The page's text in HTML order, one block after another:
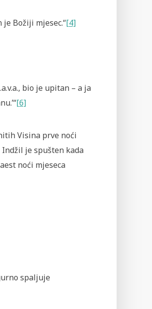
je Božiji mjesec.“[4]
bio je upitan – a ja
[6]
Visina prve noći
Indžil je spušten kada
noći mjeseca
spaljuje